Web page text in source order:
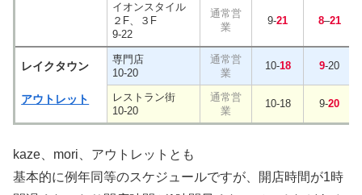
イオンスタイル
２F、３F
9-22
9-21 8–21
レイクタウン
専門店
10-20
10-18 9-20
アウトレット
レストラン街
10-20
10-18 9-20
kaze、mori、アウトレットとも
基本的に例年同等のスケジュールですが、開店時間が1時